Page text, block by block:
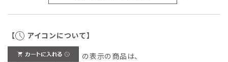
【 アイコンについて】
の表示の商品は、